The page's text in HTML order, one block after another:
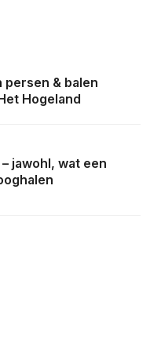
persen & balen
Hogeland
jawohl, wat een